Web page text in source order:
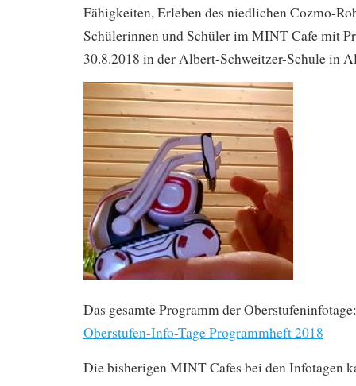
Fähigkeiten, Erleben des niedlichen Cozmo-
Schülerinnen und Schüler im MINT Cafe mit
30.8.2018 in der Albert-Schweitzer-Schule in
Das gesamte Programm der Oberstufeninfotage:
Oberstufen-Info-Tage Programmheft 2018
Die bisherigen MINT Cafes bei den Infotagen